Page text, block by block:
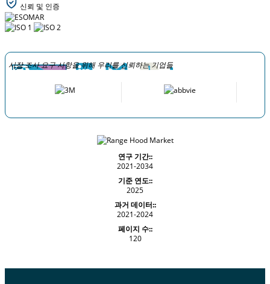
신뢰 및 인증
시장 조사 요구 사항을 위해 우리를 신뢰하는 기업들
연구 기간::
2021-2034
기준 연도::
2025
과거 데이터::
2021-2024
페이지 수::
120